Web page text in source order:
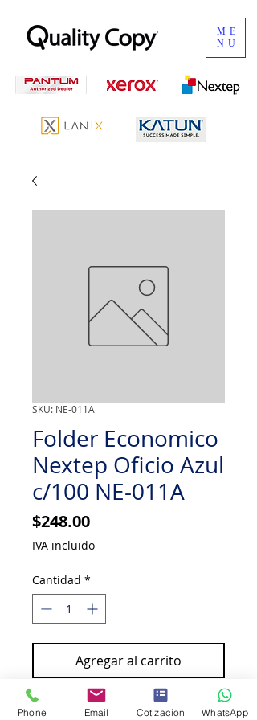
ME
NU
SKU: NE-011A
Folder Economico
Nextep Oficio Azul
c/100 NE-011A
$248.00Precio
IVA incluido
Cantidad *
Agregar al carrito
Comprar ahora
Phone Email Cotizacion WhatsApp